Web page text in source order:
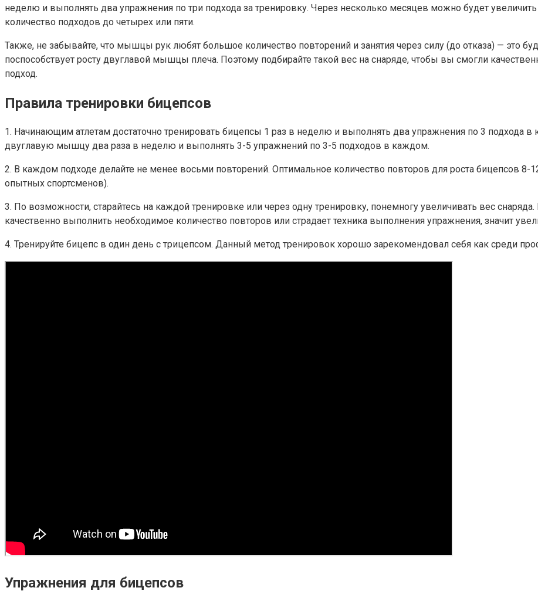
неделю и выполнять два упражнения по три подхода за тренировку. Через несколько месяцев можно будет
количество подходов до четырех или пяти.
Также, не забывайте, что мышцы рук любят большое количество повторений и занятия через силу (до отказа) — это
поспособствует росту двуглавой мышцы плеча. Поэтому подбирайте такой вес на снаряде, чтобы вы смогли
подход.
Правила тренировки бицепсов
1. Начинающим атлетам достаточно тренировать бицепсы 1 раз в неделю и выполнять два упражнения по 3
двуглавую мышцу два раза в неделю и выполнять 3-5 упражнений по 3-5 подходов в каждом.
2. В каждом подходе делайте не менее восьми повторений. Оптимальное количество повторов для роста бицепсов 8-
опытных спортсменов).
3. По возможности, старайтесь на каждой тренировке или через одну тренировку, понемногу увеличивать вес
качественно выполнить необходимое количество повторов или страдает техника выполнения упражнения, значит
4. Тренируйте бицепс в один день с трицепсом. Данный метод тренировок хорошо зарекомендовал себя как среди
Упражнения для бицепсов